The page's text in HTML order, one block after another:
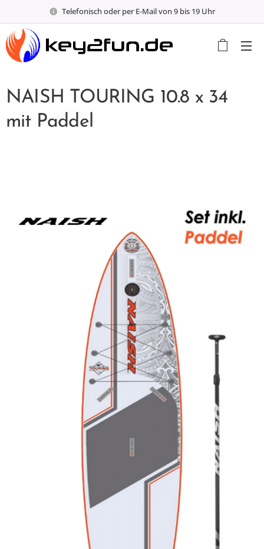
Telefonisch oder per E-Mail von 9 bis 19 Uhr
NAISH TOURING 10.8 x 34
mit Paddel